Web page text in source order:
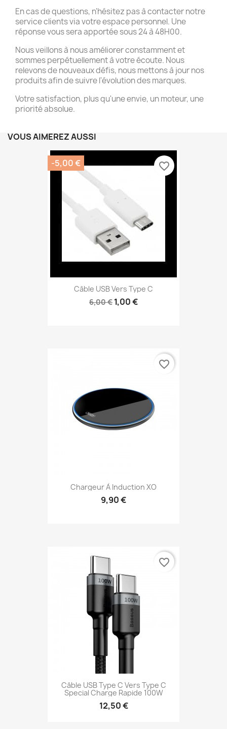
En cas de questions, n'hésitez pas à contacter notre
service clients via votre espace personnel. Une
réponse vous sera apportée sous 24 à 48H00.
Nous veillons à nous améliorer constamment et
sommes perpétuellement à votre écoute. Nous
relevons de nouveaux défis, nous mettons à jour nos
produits afin de suivre l'évolution des marques.
Votre satisfaction, plus qu'une envie, un moteur, une
priorité absolue.
VOUS AIMEREZ AUSSI
Câble USB Vers Type C
6,00 € 1,00 €
-5,00 € favorite_border
Chargeur À Induction XO
9,90 €
favorite_border
Câble USB Type C Vers Type C
Special Charge Rapide 100W
12,50 €
favorite_border